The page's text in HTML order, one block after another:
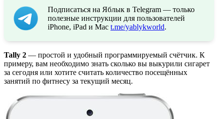
Подписаться на Яблык в Telegram — только
полезные инструкции для пользователей
iPhone, iPad и Mac t.me/yablykworld.
Tally 2 — простой и удобный программируемый счётчик. К
примеру, вам необходимо знать сколько вы выкурили сигарет
за сегодня или хотите считать количество посещённых
занятий по фитнесу за текущий месяц.